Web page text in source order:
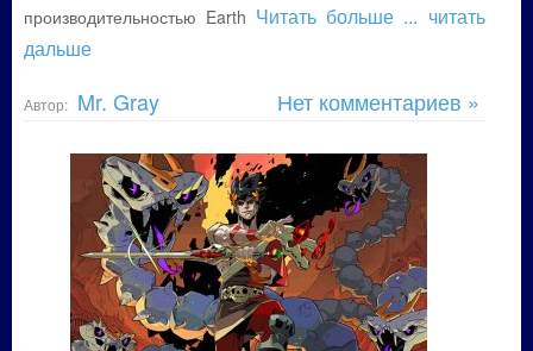
производительностью Earth Читать больше ... читать
дальше
Автор: Mr. Gray Нет комментариев »